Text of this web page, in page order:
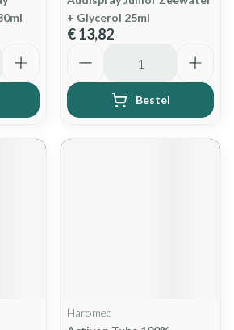
+ Glycerol 25ml
€ 13,82
Bestel
Haromed